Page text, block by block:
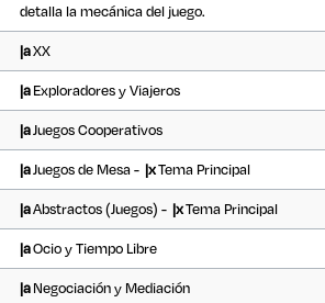
detalla la mecánica del juego.
|aXX
|aExploradores y Viajeros
|aJuegos Cooperativos
|aJuegos de Mesa - |xTema Principal
|aAbstractos (Juegos) - |xTema Principal
|aOcio y Tiempo Libre
|aNegociación y Mediación